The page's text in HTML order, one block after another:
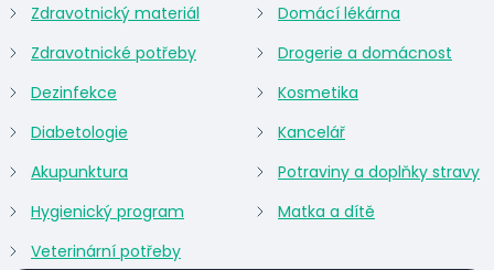
Zdravotnický materiál
Zdravotnické potřeby
Dezinfekce
Diabetologie
Akupunktura
Hygienický program
Veterinární potřeby
Domácí lékárna
Drogerie a domácnost
Kosmetika
Kancelář
Potraviny a doplňky stravy
Matka a dítě